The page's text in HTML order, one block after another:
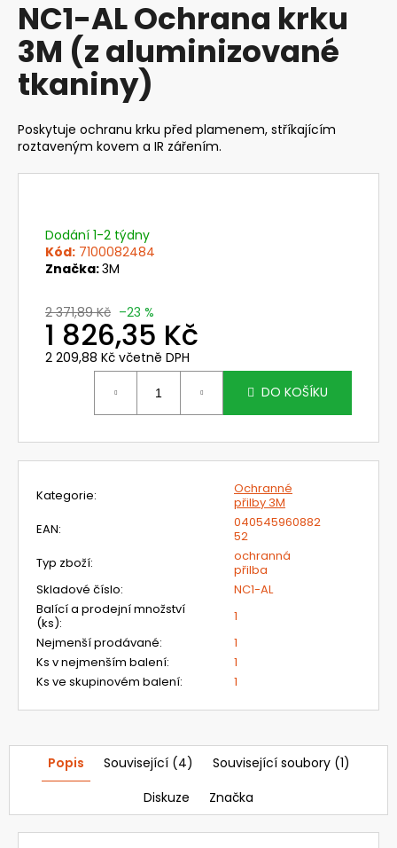
produktu
je
0,0
z
5
hvězdiček.
NC1-AL Ochrana krku
3M (z aluminizované
tkaniny)
Poskytuje ochranu krku před plamenem, stříkajícím
roztaveným kovem a IR zářením.
Dodání 1-2 týdny
Kód: 7100082484
Značka:3M
2 371,89 Kč –23 %
1 826,35 Kč
2 209,88 Kč včetně DPH
DO KOŠÍKU
Kategorie:
Ochranné
přilby 3M
EAN:
040545960882
52
Typ zboží:
ochranná
přilba
Skladové číslo:
NC1-AL
Balící a prodejní množství
(ks):
1
Nejmenší prodávané:
1
Ks v nejmenším balení:
1
Ks ve skupinovém balení: 1
Popis Související (4)
Související soubory (1)
Diskuze
Značka
a
j
í
t
j
e
ČÁSTICOVÝ
PRO
FVJ
SYNCHRO
489
Kč